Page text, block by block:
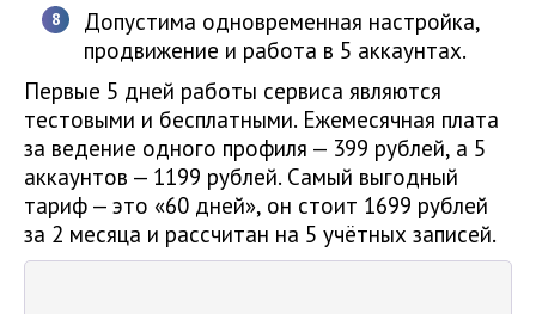
Допустима одновременная настройка,
продвижение и работа в 5 аккаунтах.
Первые 5 дней работы сервиса являются
тестовыми и бесплатными. Ежемесячная плата
за ведение одного профиля — 399 рублей, а 5
аккаунтов — 1199 рублей. Самый выгодный
тариф — это «60 дней», он стоит 1699 рублей
за 2 месяца и рассчитан на 5 учётных записей.